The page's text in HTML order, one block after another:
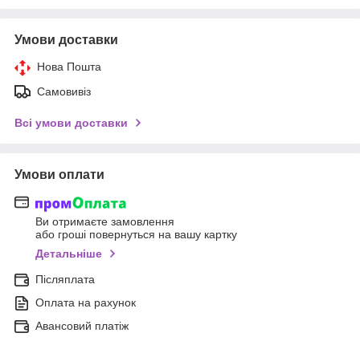
Умови доставки
Нова Пошта
Самовивіз
Всі умови доставки
Умови оплати
Ви отримаєте замовлення
або гроші повернуться на вашу картку
Детальніше
Післяплата
Оплата на рахунок
Авансовий платіж